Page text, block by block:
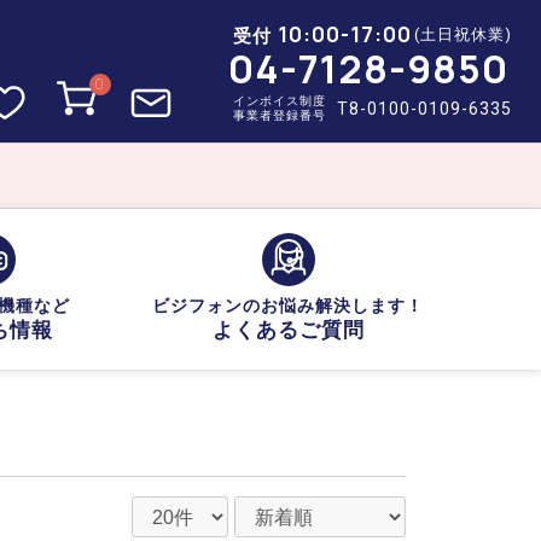
0
受付 10:00-17:00 (土日祝休業)
04-7128-9850
インボイス制度
事業者登録番号
T8-0100-0109-6335
種など
情報
ビジフォンのお悩み解決します！
よくあるご質問